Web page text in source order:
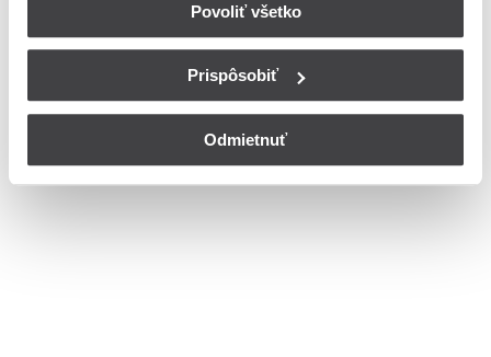
Povoliť všetko
Prispôsobiť
Odmietnuť